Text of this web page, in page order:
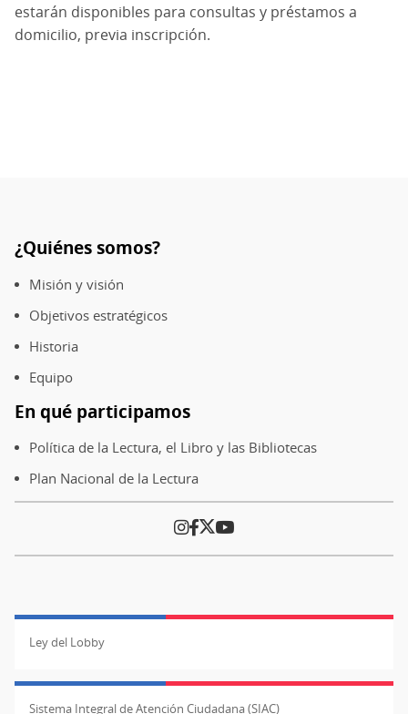
estarán disponibles para consultas y préstamos a
domicilio, previa inscripción.
Pie
de
página
¿Quiénes somos?
Misión y visión
Objetivos estratégicos
Historia
Equipo
En qué participamos
Política de la Lectura, el Libro y las Bibliotecas
Plan Nacional de la Lectura
Ley del Lobby
Sistema Integral de Atención Ciudadana (SIAC)